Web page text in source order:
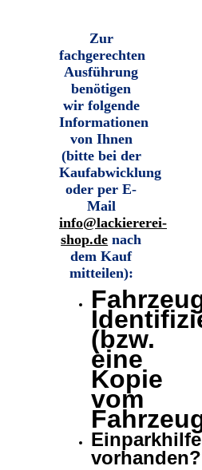
Zur
fachgerechten
Ausführung
benötigen
wir folgende
Informationen
von Ihnen
(bitte bei der
Kaufabwicklung
oder per E-
Mail
info@lackiererei-
shop.de nach
dem Kauf
mitteilen):
(bzw.
eine
Kopie
vom
Einparkhilfe
vorhanden?